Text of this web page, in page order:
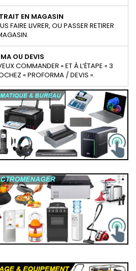
EN MAGASIN
FAIRE LIVRER, OU PASSER RETIRER
OU DEVIS
COMMANDER » ET À L’ÉTAPE « 3
« PROFORMA / DEVIS ».